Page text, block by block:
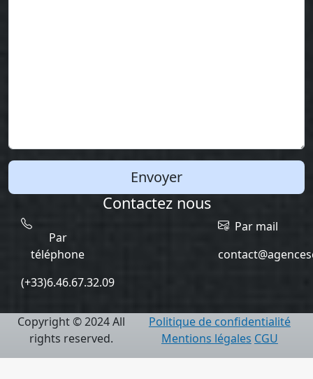
Envoyer
Contactez nous
Par
téléphone
(+33)6.46.67.32.09
Par mail
Copyright © 2024 All
rights reserved.
Politique de confidentialité
Mentions légales CGU